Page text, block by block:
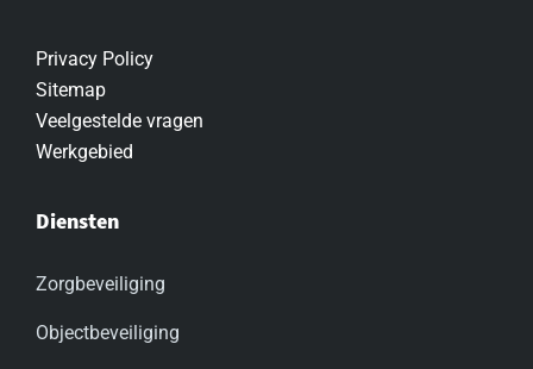
Privacy Policy
Sitemap
Veelgestelde vragen
Werkgebied
Diensten
Zorgbeveiliging
Objectbeveiliging